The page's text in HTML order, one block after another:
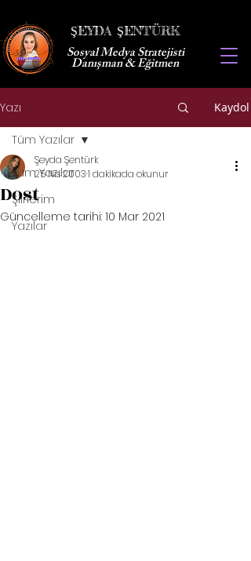
ŞEYDA ŞENTÜRK
Sosyal Medya Stratejisti
Danışman & Eğitmen
Yazı Kaydol
Tüm Yazılar
Şiirlerim
Yazılar
Tüm Yazılar
Dost
Şeyda Şentürk
25 Nis 20031 dakikada okunur
Güncelleme tarihi: 10 Mar 2021